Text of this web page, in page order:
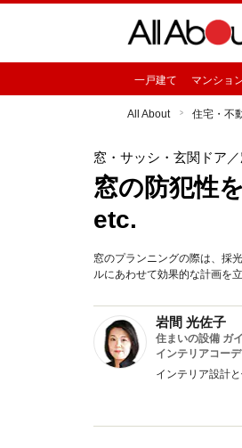
一戸建て マンショ
All About 住宅・不
窓・サッシ・玄関ドア
窓の防犯性
etc.
窓のプランニングの際は、採
ルにあわせて効果的な計画を
岩間 光佐子
住まいの設備 ガ
インテリアコー
インテリア設計